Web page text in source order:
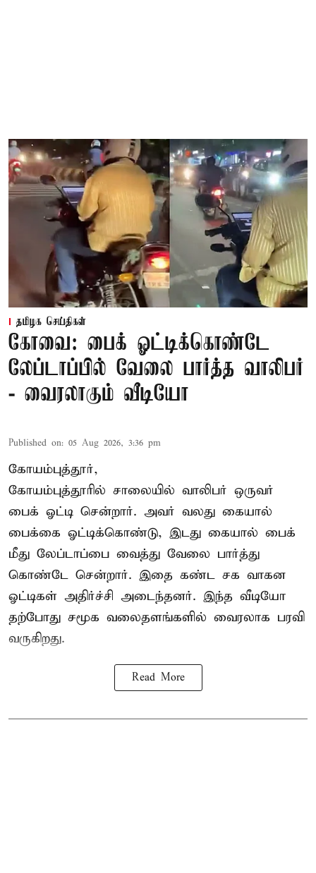
தமிழக செய்திகள்
கோவை: பைக் ஓட்டிக்கொண்டே
லேப்டாப்பில் வேலை பார்த்த வாலிபர்
- வைரலாகும் வீடியோ
Published on: 05 Aug 2026, 3:36 pm
கோயம்புத்தூர்,
கோயம்புத்தூரில் சாலையில் வாலிபர் ஒருவர்
பைக் ஓட்டி சென்றார். அவர் வலது கையால்
பைக்கை ஓட்டிக்கொண்டு, இடது கையால் பைக்
மீது லேப்டாப்பை வைத்து வேலை பார்த்து
கொண்டே சென்றார். இதை கண்ட சக வாகன
ஓட்டிகள் அதிர்ச்சி அடைந்தனர். இந்த வீடியோ
தற்போது சமூக வலைதளங்களில் வைரலாக பரவி
வருகிறது.
Read More